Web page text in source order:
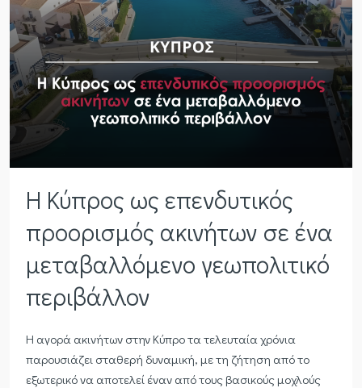
Η Κύπρος ως επενδυτικός
προορισμός ακινήτων σε ένα
μεταβαλλόμενο γεωπολιτικό
περιβάλλον
Η αγορά ακινήτων στην Κύπρο τα τελευταία χρόνια
παρουσιάζει σταθερή δυναμική, με τη ζήτηση από το
εξωτερικό να αποτελεί έναν από τους βασικούς μοχλούς